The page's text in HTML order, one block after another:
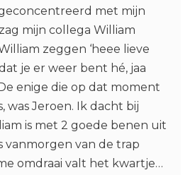
met mijn
mijn collega William
zeggen ‘heee lieve
je er weer bent hé, jaa
enige die op dat moment
was Jeroen. Ik dacht bij
is met 2 goede benen uit
vanmorgen van de trap
omdraai valt het kwartje…